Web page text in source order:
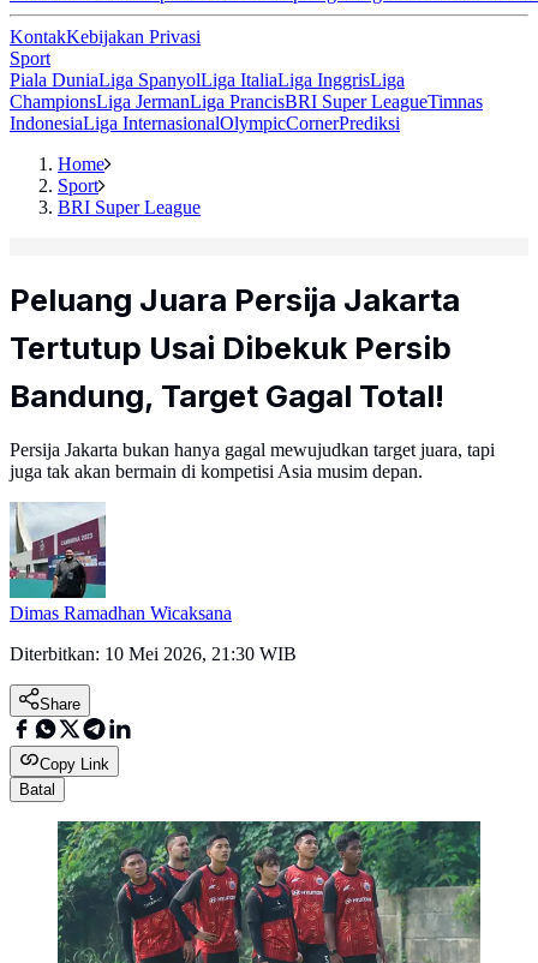
KontakKebijakan Privasi
Sport
Piala DuniaLiga SpanyolLiga ItaliaLiga InggrisLiga
ChampionsLiga JermanLiga PrancisBRI Super LeagueTimnas
IndonesiaLiga InternasionalOlympicCornerPrediksi
Home
Sport
BRI Super League
Peluang Juara Persija Jakarta
Tertutup Usai Dibekuk Persib
Bandung, Target Gagal Total!
Persija Jakarta bukan hanya gagal mewujudkan target juara, tapi
juga tak akan bermain di kompetisi Asia musim depan.
Dimas Ramadhan Wicaksana
Diterbitkan: 10 Mei 2026, 21:30 WIB
Share
Copy Link
Batal